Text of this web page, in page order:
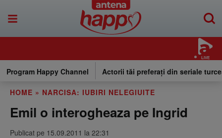
LIVE
Program Happy Channel Actorii tăi preferați din seriale
HOME » NARCISA: IUBIRI NELEGIUITE
Emil o interogheaza pe Ingrid
Publicat pe 15.09.2011 la 22:31